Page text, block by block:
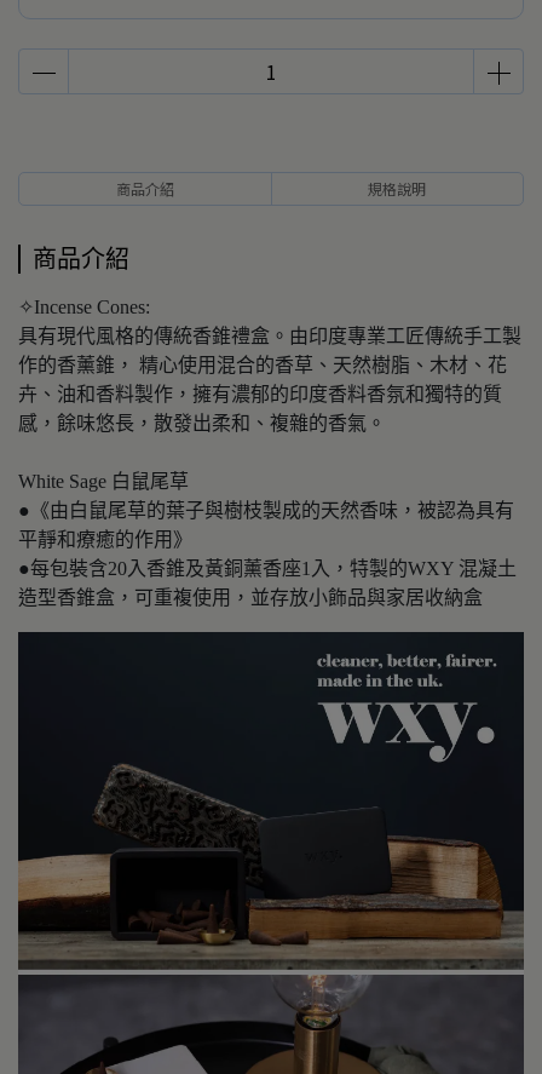
商品介紹 規格說明
商品介紹
✧Incense Cones:
具有現代風格的傳統香錐禮盒。由印度專業工匠傳統手工製
作的香薰錐， 精心使用混合的香草、天然樹脂、木材、花
卉、油和香料製作，擁有濃郁的印度香料香氛和獨特的質
感，餘味悠長，散發出柔和、複雜的香氣。
White Sage 白鼠尾草
●《由白鼠尾草的葉子與樹枝製成的天然香味，被認為具有
平靜和療癒的作用》
●每包裝含20入香錐及黃銅薰香座1入，特製的WXY 混凝土
造型香錐盒，可重複使用，並存放小飾品與家居收納盒